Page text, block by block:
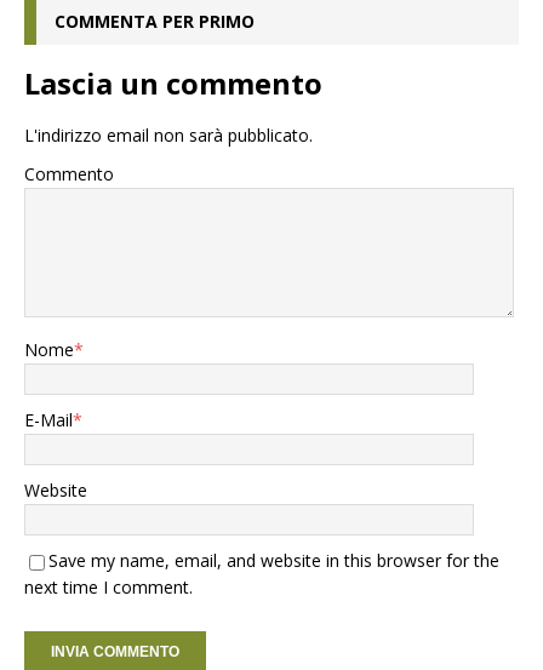
COMMENTA PER PRIMO
Lascia un commento
L'indirizzo email non sarà pubblicato.
Commento
Nome*
E-Mail*
Website
Save my name, email, and website in this browser for the
next time I comment.